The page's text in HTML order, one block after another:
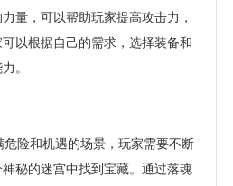
量，可以帮助玩家提高攻击力，
以根据自己的需求，选择装备和
。
险和机遇的场景，玩家需要不断
秘的迷宫中找到宝藏。通过落魂